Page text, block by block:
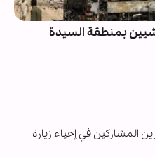
بمنطقة السيدة
المشاركين في إحياء زيارة